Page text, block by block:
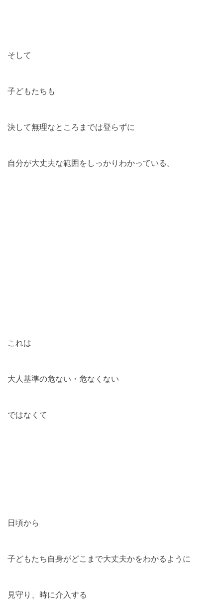
そして
子どもたちも
決して無理なところまでは登らずに
自分が大丈夫な範囲をしっかりわかっている。
これは
大人基準の危ない・危なくない
ではなくて
日頃から
子どもたち自身がどこまで大丈夫かをわかるように
見守り、時に介入する